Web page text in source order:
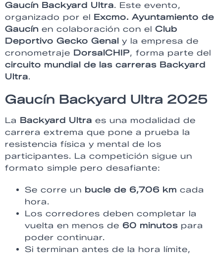
Gaucín Backyard Ultra. Este evento,
organizado por el Excmo. Ayuntamiento de
Gaucín en colaboración con el Club
Deportivo Gecko Genal y la empresa de
cronometraje DorsalCHIP, forma parte del
circuito mundial de las carreras Backyard
Ultra.
Gaucín Backyard Ultra 2025
La Backyard Ultra es una modalidad de
carrera extrema que pone a prueba la
resistencia física y mental de los
participantes. La competición sigue un
formato simple pero desafiante:
Se corre un bucle de 6,706 km cada
hora.
Los corredores deben completar la
vuelta en menos de 60 minutos para
poder continuar.
Si terminan antes de la hora límite,